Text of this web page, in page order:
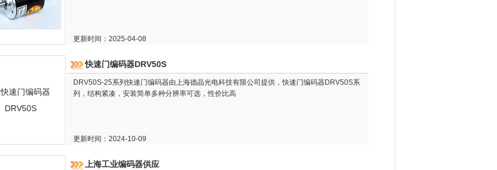
更新时间：2025-04-08
快速门编码器DRV50S
DRV50S-25系列快速门编码器由上海德晶光电科技有限公司提供，快速门编码器DRV50S系
列，结构紧凑，安装简单多种分辨率可选，性价比高
更新时间：2024-10-09
上海工业编码器供应